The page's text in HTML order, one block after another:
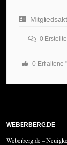
0
0 Erhaltene
WEBERBERG.DE
Weberberg.de –